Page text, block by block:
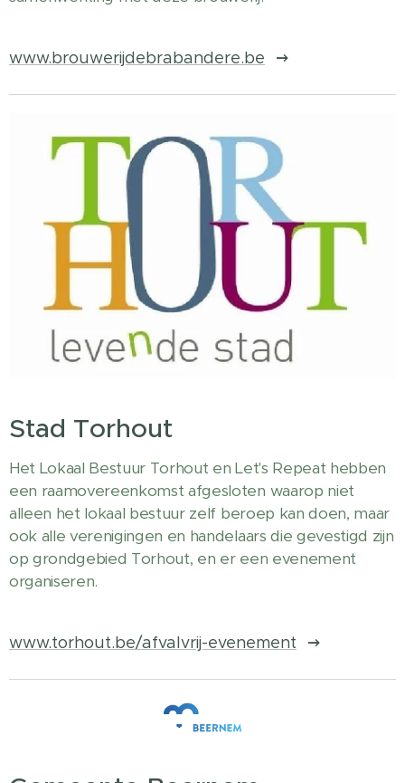
www.brouwerijdebrabandere.be
Stad Torhout
Het Lokaal Bestuur Torhout en Let's Repeat hebben
een raamovereenkomst afgesloten waarop niet
alleen het lokaal bestuur zelf beroep kan doen, maar
ook alle verenigingen en handelaars die gevestigd zijn
op grondgebied Torhout, en er een evenement
organiseren.
www.torhout.be/afvalvrij-evenement